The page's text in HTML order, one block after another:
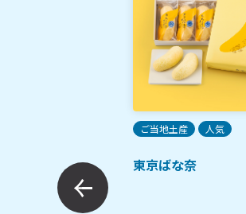
ご当地土産 人気
東京ばな奈